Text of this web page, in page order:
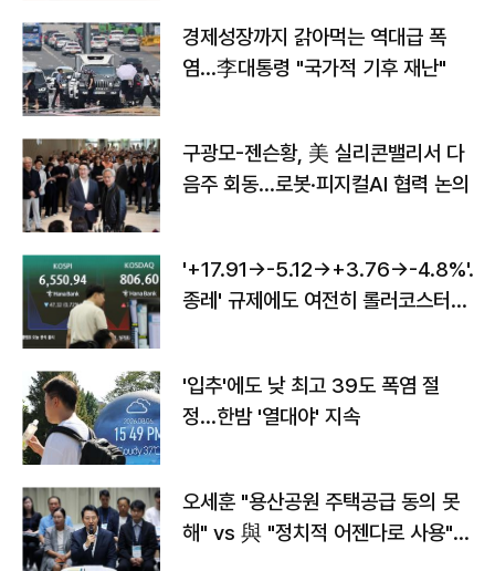
경제성장까지 갉아먹는 역대급 폭
염…李대통령 "국가적 기후 재난"
구광모-젠슨황, 美 실리콘밸리서 다
음주 회동…로봇·피지컬AI 협력 논의
'+17.91→-5.12→+3.76→-4.8%'…'
종레' 규제에도 여전히 롤러코스터
'입추'에도 낮 최고 39도 폭염 절
정…한밤 '열대야' 지속
오세훈 "용산공원 주택공급 동의 못
해" vs 與 "정치적 어젠다로 사용"